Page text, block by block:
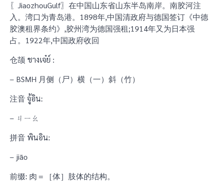
〖JiaozhouGulf〗在中国山东省山东半岛南岸。南胶河注
入。湾口为青岛港。1898年,中国清政府与德国签订《中德
胶澳租界条约》,胶州湾为德国强租;1914年又为日本强
占。1922年,中国政府收回
仓颉 ชางเจ๋ย์ :
– BSMH 月侧（尸）横（一）斜（竹）
注音 จู้อิน:
– ㄐㄧㄠ
拼音 พินอิน:
– jiāo
前缀: 肉＝［体］肢体的结构。